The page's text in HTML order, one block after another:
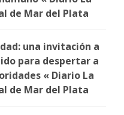
de Mar del Plata
una invitación a
para despertar a
« Diario La
de Mar del Plata